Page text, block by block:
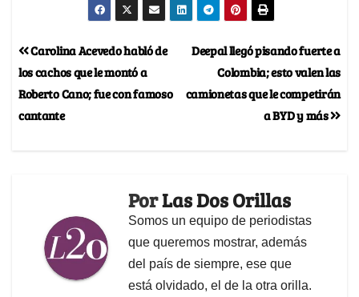
Deepal llegó pisando fuerte a
Colombia; esto valen las
camionetas que le competirán
a BYD y más
Carolina Acevedo habló de
los cachos que le montó a
Roberto Cano; fue con famoso
cantante
PorLas Dos Orillas
Somos un equipo de periodistas
que queremos mostrar, además
del país de siempre, ese que
está olvidado, el de la otra orilla.